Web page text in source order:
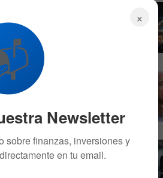
1.2K
×
Newsletter
sobre finanzas, inversiones y
en tu email.